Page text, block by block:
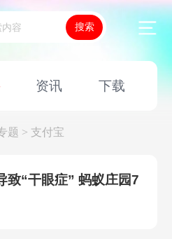
资讯 下载
题 > 支付宝
致“干眼症” 蚂蚁庄园7